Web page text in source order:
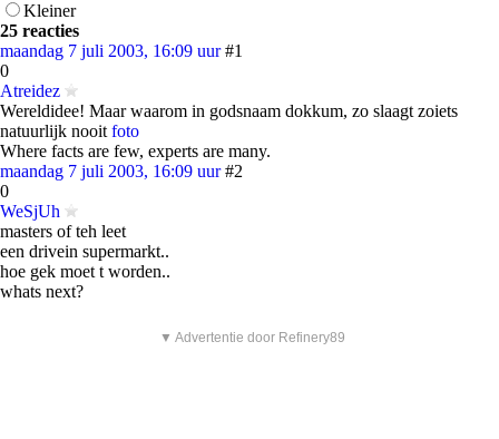
Kleiner
25 reacties
maandag 7 juli 2003, 16:09 uur #1
0
Atreidez
Wereldidee! Maar waarom in godsnaam dokkum, zo slaagt zoiets
natuurlijk nooit foto
Where facts are few, experts are many.
maandag 7 juli 2003, 16:09 uur #2
0
WeSjUh
masters of teh leet
een drivein supermarkt..
hoe gek moet t worden..
whats next?
▼ Advertentie door Refinery89